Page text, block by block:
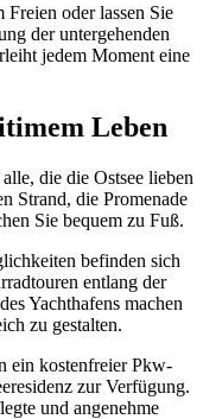
oder lassen Sie
der untergehenden
jedem Moment eine
Leben
die die Ostsee lieben
Strand, die Promenade
Sie bequem zu Fuß.
befinden sich
entlang der
Yachthafens machen
zu gestalten.
ein kostenfreier Pkw-
zur Verfügung.
und angenehme